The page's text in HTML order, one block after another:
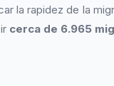
la rapidez de la
cerca de 6.965